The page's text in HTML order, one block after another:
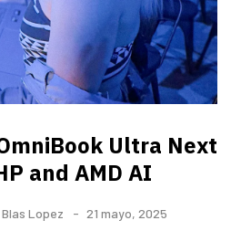
Ultra ​Next
and AMD AI
Lopez 21 mayo, 2025